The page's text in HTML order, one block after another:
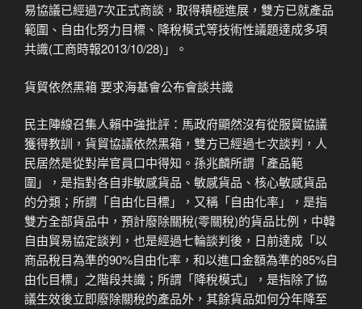
易協議已經過7次正式商談，取得積極進展，雙方已就產品
範圍、自由化努力目標、降稅模式等技術性議題達成多項
共識(工商時報2013/10/28)」。
貨貿依然黑箱 要求海基會公布會談共識
民主陣線召集人賴中強批評：馬政府顯然沒有從服貿協議
獲得教訓，貨貿協議依然黑箱，雙方已經過七次談判，人
民居然是從對岸官員口中得知。孫兆麟所謂「產品範
圍」，是指對各自非敏感貨品、敏感貨品、核心敏感貨品
的分類；所謂「自由化目標」，又稱「自由化率」，是指
雙方全部貨品中，預計廢除關稅(零關稅)的貨品比例，中韓
自由貿易協定談判，也是經過七輪談判後，日前達成「以
商品稅目為準的90%自由化率，和以進口金額為準的85%自
由化目標」之階段共識；所謂「降稅模式」，是指除了協
議生效後立即廢除關稅的產品外，其餘貨品如何分年降至